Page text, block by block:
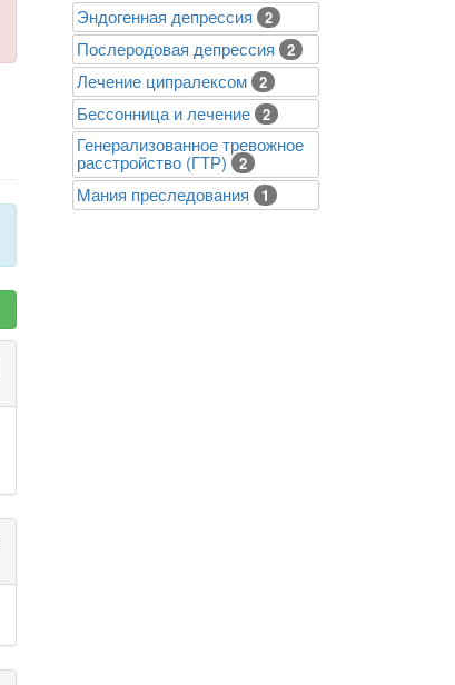
Эндогенная депрессия 2
Послеродовая депрессия 2
Лечение ципралексом 2
Бессонница и лечение 2
Генерализованное тревожное
расстройство (ГТР) 2
Mания преследования 1